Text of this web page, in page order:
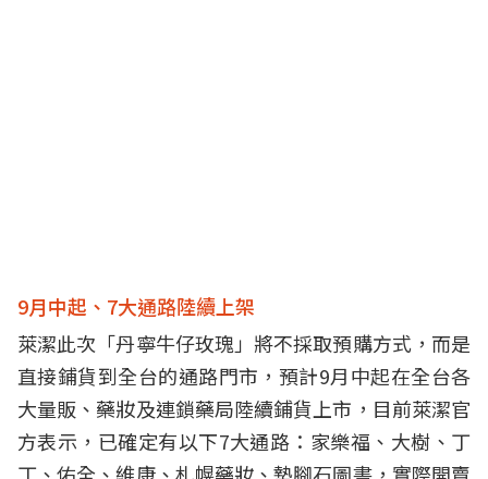
9月中起、7大通路陸續上架
萊潔此次「丹寧牛仔玫瑰」將不採取預購方式，而是
直接鋪貨到全台的通路門市，預計9月中起在全台各
大量販、藥妝及連鎖藥局陸續鋪貨上市，目前萊潔官
方表示，已確定有以下7大通路：家樂福、大樹、丁